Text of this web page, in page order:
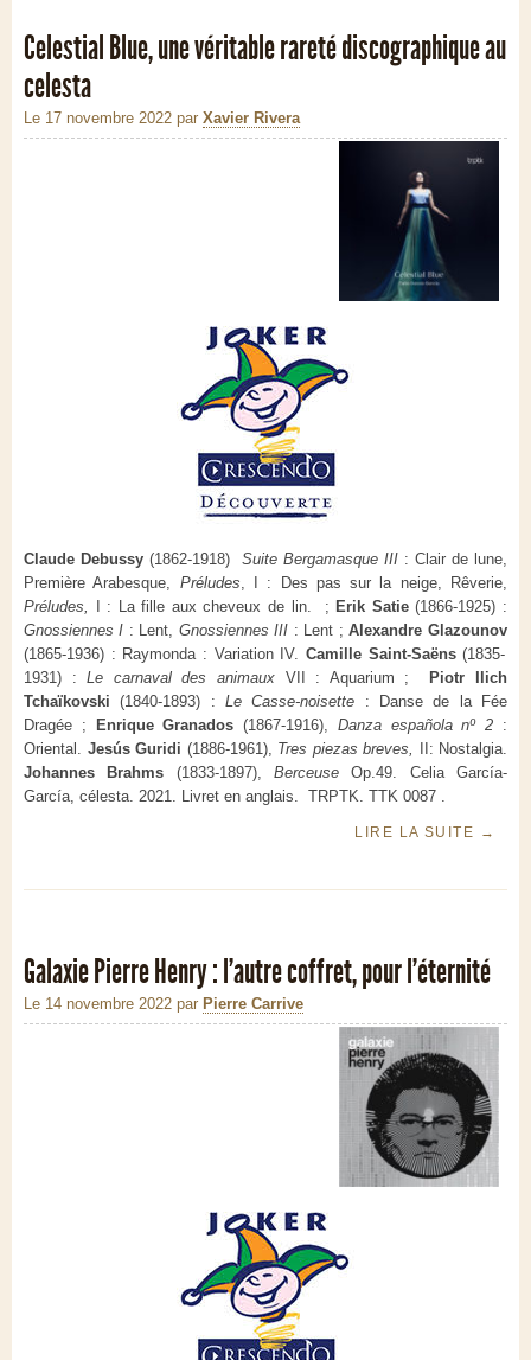
Celestial Blue, une véritable rareté discographique au
celesta
Le 17 novembre 2022 par Xavier Rivera
Claude Debussy (1862-1918) Suite Bergamasque III : Clair de lune,
Première Arabesque, Préludes , I : Des pas sur la neige, Rêverie,
Préludes,
I : La fille aux cheveux de lin. ; Erik Satie(1866-1925) :
Gnossiennes I : Lent, Gnossiennes III : Lent ;Alexandre Glazounov
(1865-1936) : Raymonda : Variation IV. Camille Saint-Saëns(1835-
1931) :Le carnaval des animauxVII : Aquarium ;
Piotr Ilich
Tchaïkovski (1840-1893) : Le Casse-noisette : Danse de la Fée
Dragée ;
Enrique Granados (1867-1916), Danza española nº 2 :
Oriental. Jesús Guridi (1886-1961), Tres piezas breves,
II: Nostalgia.
Johannes Brahms (1833-1897),Berceuse Op.49. Celia García-
García, célesta. 2021. Livret en anglais.
TRPTK. TTK 0087 .
LIRE LA SUITE →
Galaxie Pierre Henry : l’autre coffret, pour l’éternité
Le 14 novembre 2022 par Pierre Carrive